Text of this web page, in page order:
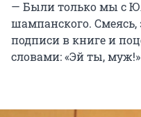
— Были только мы с
шампанского. Смеясь,
подписи в книге и
словами: «Эй ты,